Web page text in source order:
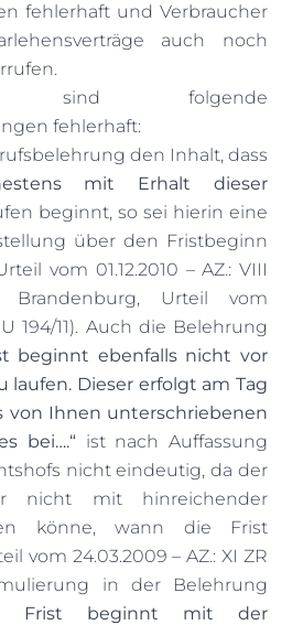
fehlerhaft und Verbraucher
auch noch
sind folgende
fehlerhaft:
den Inhalt, dass
mit Erhalt dieser
beginnt, so sei hierin eine
über den Fristbeginn
vom 01.12.2010 – AZ.: VIII
Brandenburg, Urteil vom
U 194/11). Auch die Belehrung
beginnt ebenfalls nicht vor
laufen. Dieser erfolgt am Tag
von Ihnen unterschriebenen
bei….“ist nach Auffassung
nicht eindeutig, da der
nicht mit hinreichender
könne, wann die Frist
vom 24.03.2009 – AZ.: XI ZR
in der Belehrung
Frist beginnt mit der